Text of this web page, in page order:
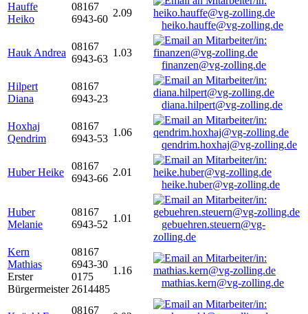
Hauffe
Heiko
08167
6943-60
2.09
heiko.hauffe@vg-zolling.de
Hauk Andrea
08167
6943-63
1.03
finanzen@vg-zolling.de
Hilpert
Diana
08167
6943-23
diana.hilpert@vg-zolling.de
Hoxhaj
Qendrim
08167
6943-53
1.06
qendrim.hoxhaj@vg-zolling.de
Huber Heike
08167
6943-66
2.01
heike.huber@vg-zolling.de
Huber
Melanie
08167
6943-52
1.01
gebuehren.steuern@vg-
zolling.de
Kern
Mathias
Erster
Bürgermeister
08167
6943-30
0175
2614485
1.16
mathias.kern@vg-zolling.de
08167